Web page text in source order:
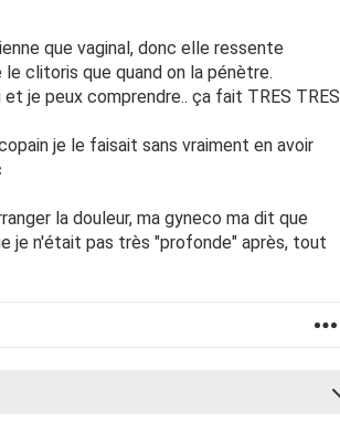
que vaginal, donc elle ressente
clitoris que quand on la pénètre.
je peux comprendre.. ça fait TRES TRES
je le faisait sans vraiment en avoir
la douleur, ma gyneco ma dit que
je n'était pas très "profonde" après, tout